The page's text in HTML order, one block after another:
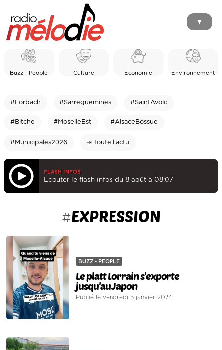
▼
Buzz - People Culture Economie Environnement
#Forbach #Sarreguemines #SaintAvold
#Bitche #MoselleEst #AlsaceBossue
#Municipales2026 ⇥ Toute l'actu
FLASH INFOS
Ecouter le flash infos du 8 août à 08:07
#EXPRESSION
BUZZ - PEOPLE
Le platt Lorrain s'exporte
jusqu'au Japon
Publié le vendredi 5 janvier 2024